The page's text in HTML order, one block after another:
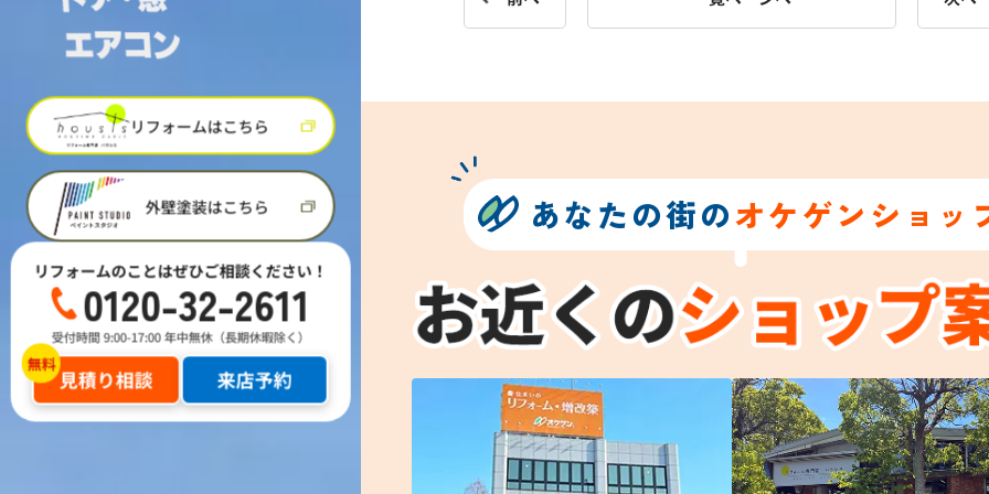
リフォームはこちら
外壁塗装はこちら
リフォームのことはぜひご相談ください！
0120-32-2611
受付時間 9:00-17:00 年中無休（長期休暇除く）
見積り相談 来店予約
あなたの街のオケゲンショッ